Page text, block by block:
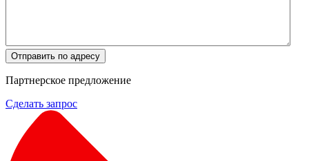
Отправить по адресу
Партнерское предложение
Сделать запрос